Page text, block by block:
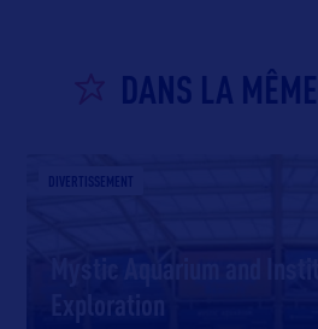
DANS LA
DIVERTISSEMENT